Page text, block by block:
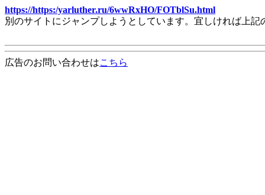
https://https:/yarluther.ru/6wwRxHO/FOTblSu.html
別のサイトにジャンプしようとしています。宜しければ上
広告のお問い合わせはこちら